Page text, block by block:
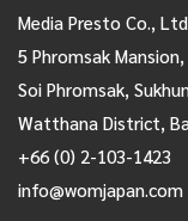
Media Presto Co.,
5 Phromsak
Soi Phromsak,
Watthana District,
+66 (0) 2-103-1423
info@womjapan.com